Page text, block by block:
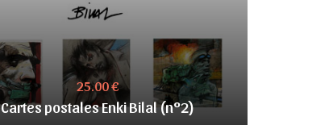
25.00 €
Cartes postales Enki Bilal (n°2)